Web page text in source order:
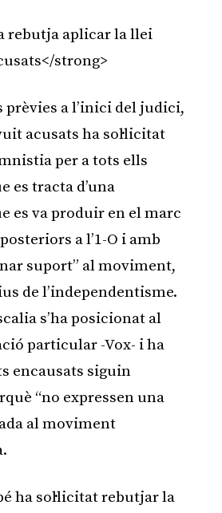
rebutja aplicar la llei
strong>
prèvies a l’inici del judici,
acusats ha sol·licitat
per a tots ells
es tracta d’una
es va produir en el marc
a l’1-O i amb
suport” al moviment,
de l’independentisme.
s’ha posicionat al
particular -Vox- i ha
encausats siguin
“no expressen una
al moviment
ha sol·licitat rebutjar la